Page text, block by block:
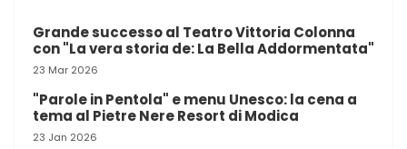
Grande successo al Teatro Vittoria Colonna
con "La vera storia de: La Bella Addormentata"
23 Mar 2026
"Parole in Pentola" e menu Unesco: la cena a
tema al Pietre Nere Resort di Modica
23 Jan 2026